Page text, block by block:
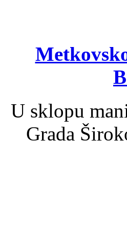
U sklopu
Grada